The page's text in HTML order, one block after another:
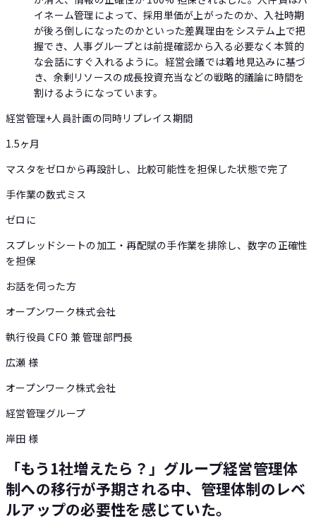
イネーム管理によって、採用単価が上がったのか、入社時期
が後ろ倒しになったのかといった差異理由をシステム上で把
握でき、人事グループとは前提確認から入る必要なく本質的
な会話にすぐ入れるように。経営会議では着地見込みに基づ
き、余剰リソースの成長投資充当などの戦略的議論に時間を
割けるようになっています。
経営管理+人員計画の同時リプレイス期間
1.5ヶ月
マスタをゼロから再設計し、比較可能性を担保した状態で完了
手作業の数式ミス
ゼロに
スプレッドシートの加工・再配賦の手作業を排除し、数字の正確性
を担保
お話を伺った方
オープンワーク株式会社
執行役員 CFO 兼 管理部門長
広瀬 様
オープンワーク株式会社
経営管理グループ
岸田 様
「もう1社増えたら？」グループ経営管理体
制への移行が予期される中、管理体制のレベ
ルアップの必要性を感じていた。